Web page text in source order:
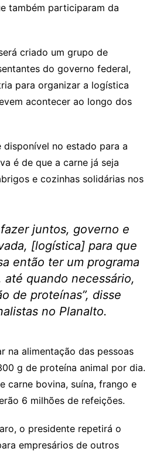
também participaram da
criado um grupo de
do governo federal,
para organizar a logística
acontecer ao longo dos
disponível no estado para a
é de que a carne já seja
e cozinhas solidárias nos
juntos, governo e
[logística] para que
então ter um programa
até quando necessário,
de proteínas”, disse
no Planalto.
na alimentação das pessoas
g de proteína animal por dia.
carne bovina, suína, frango e
6 milhões de refeições.
o presidente repetirá o
empresários de outros